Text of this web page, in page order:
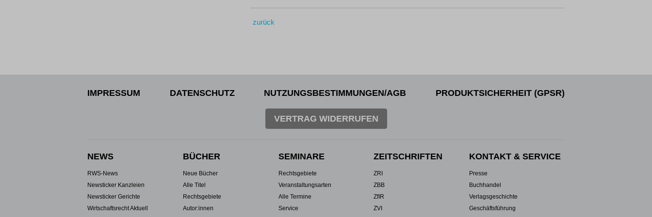
zurück
IMPRESSUM DATENSCHUTZ NUTZUNGSBESTIMMUNGEN/AGB PRODUKTSICHERHEIT (GPSR)
VERTRAG WIDERRUFEN
NEWS
RWS-News
Newsticker Kanzleien
Newsticker Gerichte
Wirtschaftsrecht Aktuell
BÜCHER
Neue Bücher
Alle Titel
Rechtsgebiete
Autor:innen
SEMINARE
Rechtsgebiete
Veranstaltungsarten
Alle Termine
Service
ZEITSCHRIFTEN
ZRI
ZBB
ZfIR
ZVI
KONTAKT & SERVICE
Presse
Buchhandel
Verlagsgeschichte
Geschäftsführung